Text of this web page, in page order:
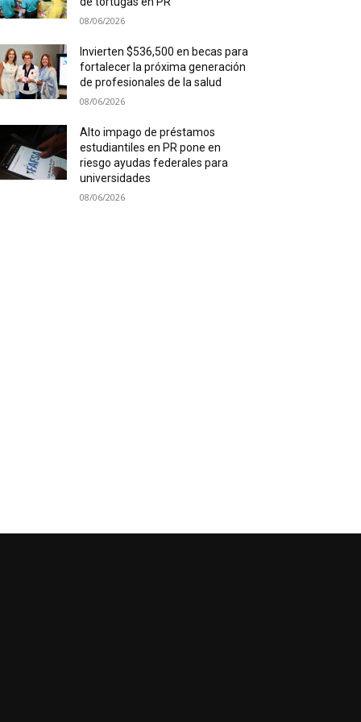
08/06/2026
Invierten $536,500 en becas para
fortalecer la próxima generación
de profesionales de la salud
08/06/2026
Alto impago de préstamos
estudiantiles en PR pone en
riesgo ayudas federales para
universidades
08/06/2026